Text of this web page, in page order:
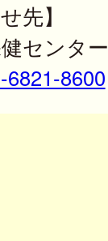
先】
センター
6821-8600